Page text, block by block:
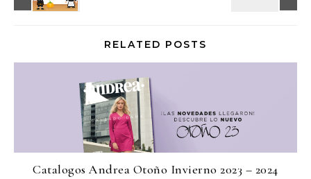
RELATED POSTS
Catalogos Andrea Otoño Invierno 2023 – 2024